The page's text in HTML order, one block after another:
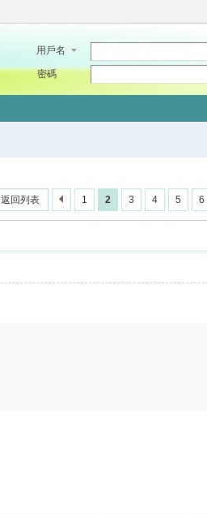
用戶名
密碼
1 2 3 4 5 6
返回列表